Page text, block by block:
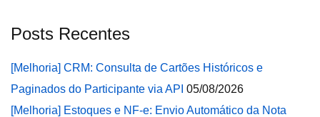
Posts Recentes
[Melhoria] CRM: Consulta de Cartões Históricos e
Paginados do Participante via API 05/08/2026
[Melhoria] Estoques e NF-e: Envio Automático da Nota